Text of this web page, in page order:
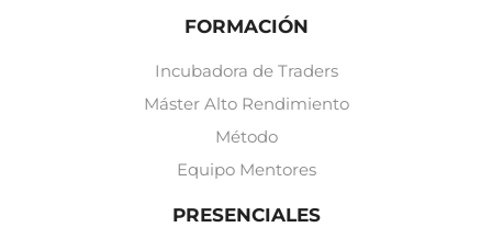
FORMACIÓN
Incubadora de Traders
Máster Alto Rendimiento
Método
Equipo Mentores
PRESENCIALES